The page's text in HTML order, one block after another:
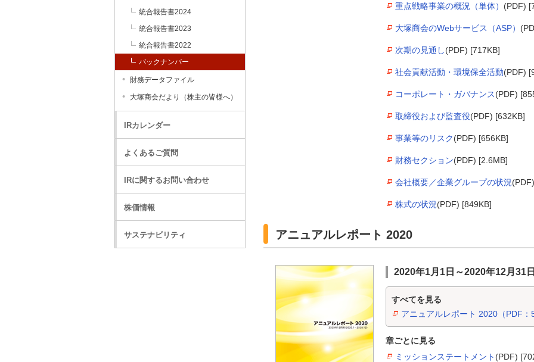
重点戦略事業の概況（単体） (PDF)
大塚商会のWebサービス（ASP）
次期の見通し(PDF) [717KB]
社会貢献活動・環境保全活動(PDF)
コーポレート・ガバナンス(PDF)
取締役および監査役(PDF) [632KB]
事業等のリスク(PDF) [656KB]
財務セクション(PDF) [2.6MB]
会社概要／企業グループの状況
株式の状況(PDF) [849KB]
アニュアルレポート 2020
2020年1月1日～2020年12月31日
すべてを見る
アニュアルレポート 2020（PDF：
章ごとに見る
ミッションステートメント (PDF)
統合報告書2024
統合報告書2023
統合報告書2022
バックナンバー
財務データファイル
大塚商会だより（株主の皆様へ）
IRカレンダー
よくあるご質問
IRに関するお問い合わせ
株価情報
サステナビリティ